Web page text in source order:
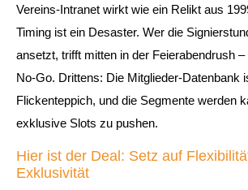
Vereins‑Intranet wirkt wie ein Relikt aus
Timing ist ein Desaster. Wer die
ansetzt, trifft mitten in der Feierabendrush
No‑Go. Drittens: Die Mitglieder‑Datenbank
Flickenteppich, und die Segmente werden
exklusive Slots zu pushen.
Hier ist der Deal: Setz auf
Exklusivität